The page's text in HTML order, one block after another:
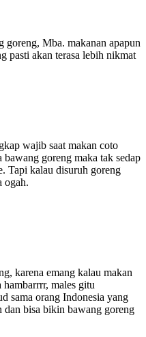
goreng, Mba. makanan apapun
pasti akan terasa lebih nikmat
wajib saat makan coto
goreng maka tak sedap
Tapi kalau disuruh goreng
ogah.
karena emang kalau makan
hambarrrr, males gitu
sama orang Indonesia yang
bisa bikin bawang goreng